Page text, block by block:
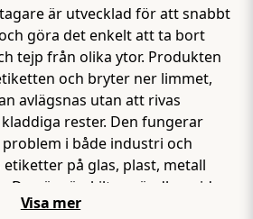
är utvecklad för att snabbt
göra det enkelt att ta bort
tejp från olika ytor. Produkten
och bryter ner limmet,
avlägsnas utan att rivas
rester. Den fungerar
i både industri och
etiketter på glas, plast, metall
Den är särskilt användbar vid
märken, prislappar och
Visa mer